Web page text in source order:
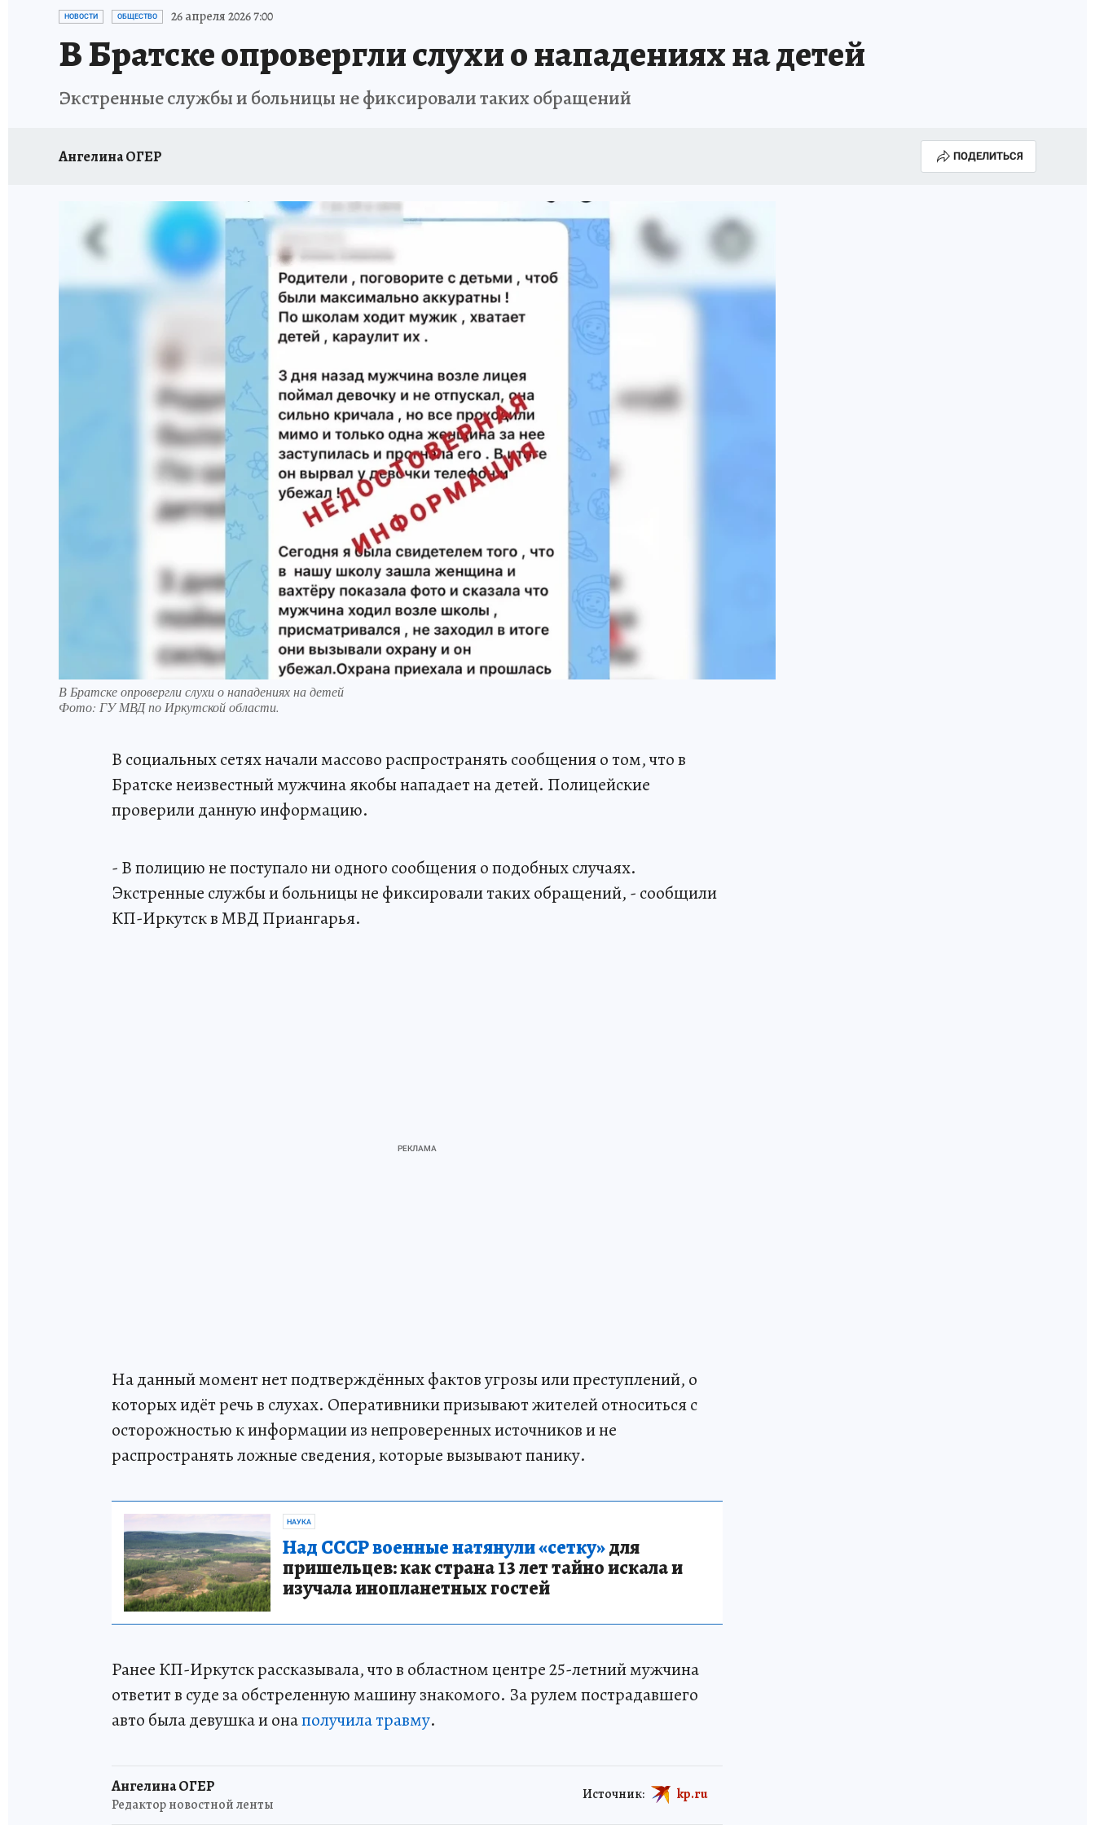
ПРОИСШЕСТВИЯ АФИША
НОВОСТИ ОБЩЕСТВО 26 апреля 2026 7:00
В Братске опровергли слухи о нападениях на детей
Экстренные службы и больницы не фиксировали таких обращений
Ангелина ОГЕР ПОДЕЛИТЬСЯ
В Братске опровергли слухи о нападениях на детей
Фото: ГУ МВД по Иркутской области.
В социальных сетях начали массово распространять сообщения о том, что в
Братске неизвестный мужчина якобы нападает на детей. Полицейские
проверили данную информацию.
- В полицию не поступало ни одного сообщения о подобных случаях.
Экстренные службы и больницы не фиксировали таких обращений, - сообщили
КП-Иркутск в МВД Приангарья.
На данный момент нет подтверждённых фактов угрозы или преступлений, о
которых идёт речь в слухах. Оперативники призывают жителей относиться с
осторожностью к информации из непроверенных источников и не
распространять ложные сведения, которые вызывают панику.
НАУКА
Над СССР военные натянули «сетку»для
пришельцев: как страна 13 лет тайно искала и
изучала инопланетных гостей
Ранее КП-Иркутск рассказывала, что в областном центре 25-летний мужчина
ответит в суде за обстреленную машину знакомого. За рулем пострадавшего
авто была девушка и онаполучила травму.
Ангелина ОГЕР
Редактор новостной ленты
Источник: kp.ru